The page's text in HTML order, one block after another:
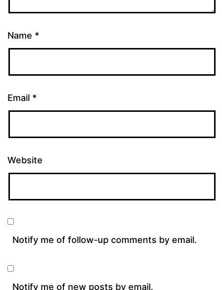
Name *
Email *
Website
Notify me of follow-up comments by email.
Notify me of new posts by email.